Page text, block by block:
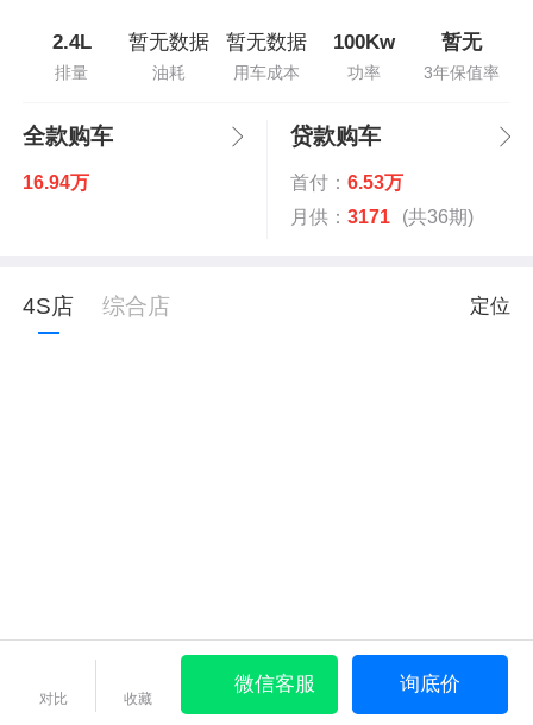
2.4L
排量
暂无数据
油耗
暂无数据
用车成本
100Kw
功率
暂无
3年保值率
全款购车
16.94万
贷款购车
首付： 6.53万
月供： 3171 (共36期)
4S店 综合店 定位
对比 收藏
微信客服 询底价